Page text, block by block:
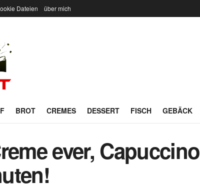
Dateien über mich
BROT CREMES DESSERT FISCH GEBÄCK
ever, Capuccino